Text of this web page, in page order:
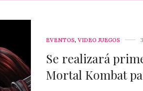
EVENTOS, VIDEO JUEGOS
Se realizará
Mortal Kombat